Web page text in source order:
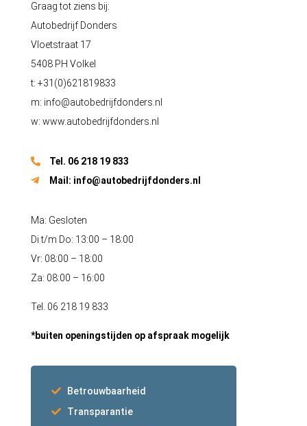
Graag tot ziens bij:
Autobedrijf Donders
Vloetstraat 17
5408 PH Volkel
t: +31(0)621819833
m: info@autobedrijfdonders.nl
w: www.autobedrijfdonders.nl
Tel. 06 218 19 833
Mail: info@autobedrijfdonders.nl
Ma: Gesloten
Di t/m Do: 13:00 – 18:00
Vr: 08:00 – 18:00
Za: 08:00 – 16:00
Tel. 06 218 19 833
*buiten openingstijden op afspraak mogelijk
Betrouwbaarheid
Transparantie